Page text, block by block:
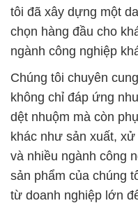
tôi đã xây dựng một
chọn hàng đầu cho
ngành công nghiệp
Chúng tôi chuyên
không chỉ đáp ứng
dệt nhuộm mà còn
khác như sản xuất,
và nhiều ngành công
sản phẩm của chúng
từ doanh nghiệp lớn